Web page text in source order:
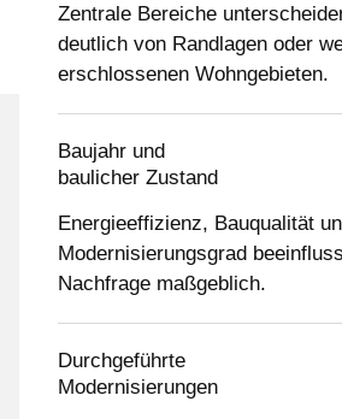
Zentrale Bereiche
deutlich von Randlagen oder
erschlossenen Wohngebieten.
Baujahr und
baulicher Zustand
Energieeffizienz, Bauqualität
Modernisierungsgrad
Nachfrage maßgeblich.
Durchgeführte
Modernisierungen